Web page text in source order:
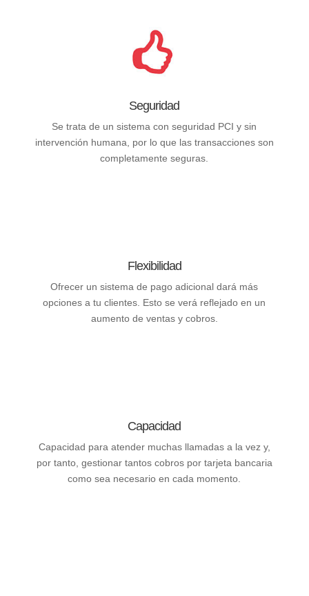
Seguridad
Se trata de un sistema con seguridad PCI y sin
intervención humana, por lo que las transacciones son
completamente seguras.
Flexibilidad
Ofrecer un sistema de pago adicional dará más
opciones a tu clientes. Esto se verá reflejado en un
aumento de ventas y cobros.
Capacidad
Capacidad para atender muchas llamadas a la vez y,
por tanto, gestionar tantos cobros por tarjeta bancaria
como sea necesario en cada momento.